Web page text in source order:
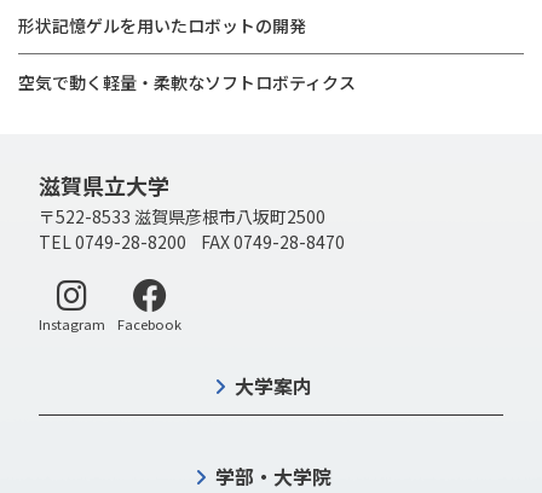
形状記憶ゲルを用いたロボットの開発
空気で動く軽量・柔軟なソフトロボティクス
滋賀県立大学
〒522-8533 滋賀県彦根市八坂町2500
TEL 0749-28-8200 FAX 0749-28-8470
Instagram 別ウィンドウで開く
Facebook別ウィンドウで開く
大学案内
学部・大学院